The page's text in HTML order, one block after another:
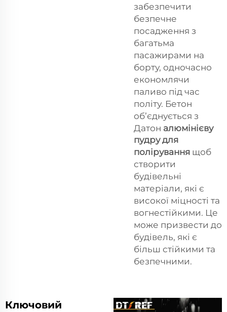
забезпечити
безпечне
посадження з
багатьма
пасажирами на
борту, одночасно
економлячи
паливо під час
політу. Бетон
обʼєднується з
Датон алюмінієву
пудру для
полірування щоб
створити
будівельні
матеріали, які є
високої міцності та
вогнестійкими. Це
може призвести до
будівель, які є
більш стійкими та
безпечними.
Ключовий